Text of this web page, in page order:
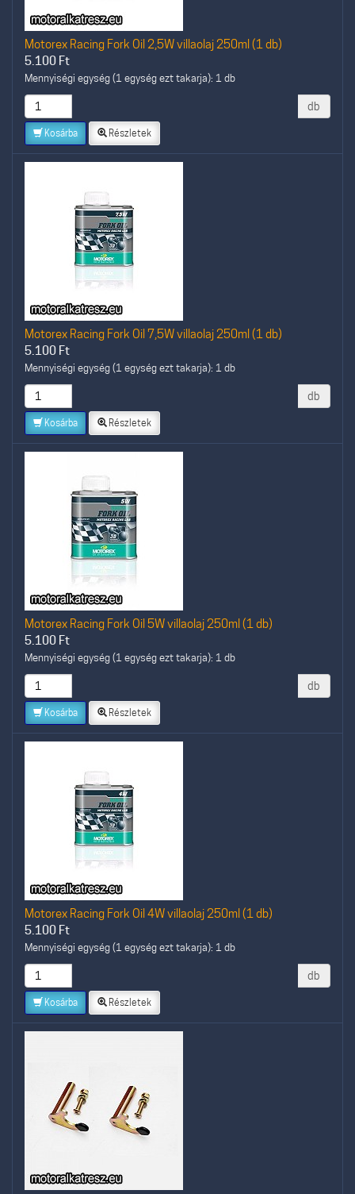
Motorex Racing Fork Oil 2,5W villaolaj 250ml (1 db)
5.100 Ft
Mennyiségi egység (1 egység ezt takarja): 1 db
db
Kosárba Részletek
Motorex Racing Fork Oil 7,5W villaolaj 250ml (1 db)
5.100 Ft
Mennyiségi egység (1 egység ezt takarja): 1 db
db
Kosárba Részletek
Motorex Racing Fork Oil 5W villaolaj 250ml (1 db)
5.100 Ft
Mennyiségi egység (1 egység ezt takarja): 1 db
db
Kosárba Részletek
Motorex Racing Fork Oil 4W villaolaj 250ml (1 db)
5.100 Ft
Mennyiségi egység (1 egység ezt takarja): 1 db
db
Kosárba Részletek